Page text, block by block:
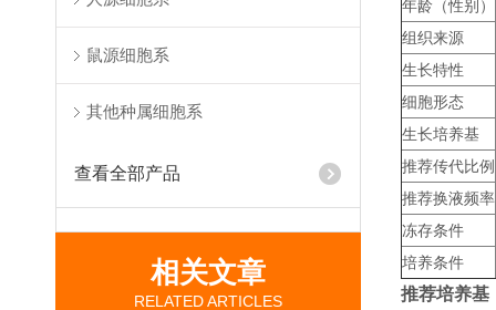
鼠源细胞系
其他种属细胞系
查看全部产品
相关文章
RELATED ARTICLES
年龄（性别）
组织来源
生长特性
细胞形态
生长培养基
推荐传代比例
推荐换液频率
冻存条件
培养条件
推荐培养基